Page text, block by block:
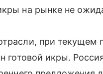
на рынке не
при текущем
готовой икры.